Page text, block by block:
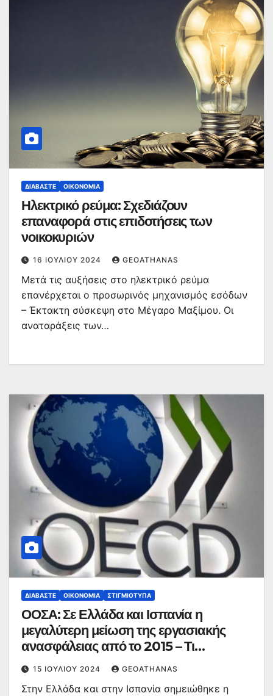
ΔΙΑΒΆΣΤΕ ΟΙΚΟΝΟΜΊΑ
Ηλεκτρικό ρεύμα: Σχεδιάζουν
επαναφορά στις επιδοτήσεις των
νοικοκυριών
16 ΙΟΥΛΊΟΥ 2024 GEOATHANAS
Μετά τις αυξήσεις στο ηλεκτρικό ρεύμα
επανέρχεται ο προσωρινός μηχανισμός εσόδων
– Έκτακτη σύσκεψη στο Μέγαρο Μαξίμου. Οι
αναταράξεις των…
ΔΙΑΒΆΣΤΕ ΟΙΚΟΝΟΜΊΑ ΣΤΙΓΜΙΌΤΥΠΑ
ΟΟΣΑ: Σε Ελλάδα και Ισπανία η
μεγαλύτερη μείωση της εργασιακής
ανασφάλειας από το 2015 – Τι
αποκαλύπτει σε έκθεση
15 ΙΟΥΛΊΟΥ 2024 GEOATHANAS
Στην Ελλάδα και στην Ισπανία σημειώθηκε η